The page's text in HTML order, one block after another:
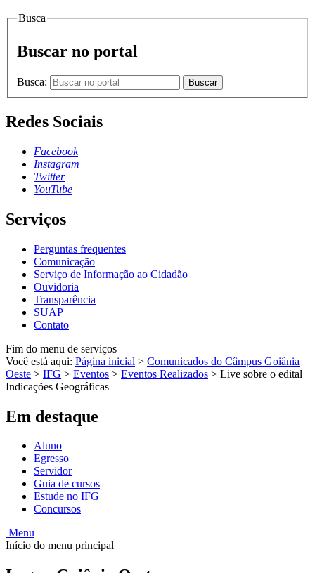
Busca
Buscar no portal
Busca: Buscar
Redes Sociais
Facebook
Instagram
Twitter
YouTube
Serviços
Perguntas frequentes
Comunicação
Serviço de Informação ao Cidadão
Ouvidoria
Transparência
SUAP
Contato
Fim do menu de serviços
Você está aqui: Página inicial > Comunicados do Câmpus Goiânia
Oeste > IFG > Eventos > Eventos Realizados > Live sobre o edital
Indicações Geográficas
Em destaque
Aluno
Egresso
Servidor
Guia de cursos
Estude no IFG
Concursos
Menu
Início do menu principal